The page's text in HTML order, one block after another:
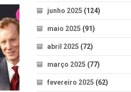
junho 2025 (124)
maio 2025 (91)
abril 2025 (72)
março 2025 (77)
fevereiro 2025 (62)